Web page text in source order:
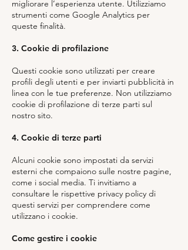
migliorare l’esperienza utente. Utilizziamo
strumenti come Google Analytics per
queste finalità.
3. Cookie di profilazione
Questi cookie sono utilizzati per creare
profili degli utenti e per inviarti pubblicità in
linea con le tue preferenze. Non utilizziamo
cookie di profilazione di terze parti sul
nostro sito.
4. Cookie di terze parti
Alcuni cookie sono impostati da servizi
esterni che compaiono sulle nostre pagine,
come i social media. Ti invitiamo a
consultare le rispettive privacy policy di
questi servizi per comprendere come
utilizzano i cookie.
Come gestire i cookie